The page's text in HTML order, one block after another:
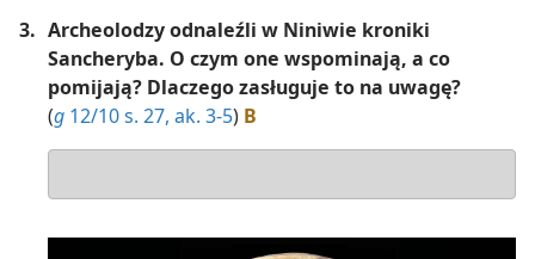
3. Archeolodzy odnaleźli w Niniwie kroniki
Sancheryba. O czym one wspominają, a co
pomijają? Dlaczego zasługuje to na uwagę?
(g 12/10 s. 27, ak. 3-5) B